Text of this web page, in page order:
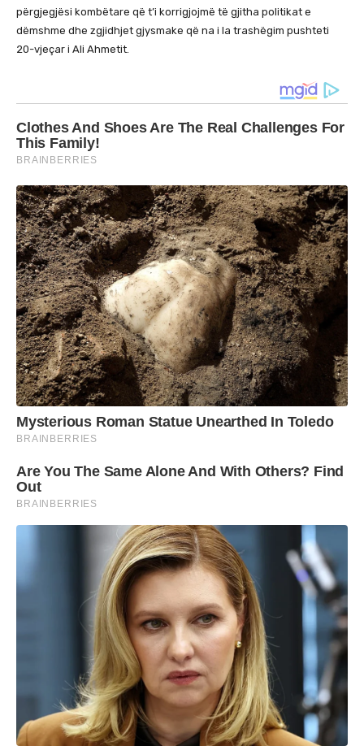
përgjegjësi kombëtare që t’i korrigjojmë të gjitha politikat e
dëmshme dhe zgjidhjet gjysmake që na i la trashëgim pushteti
20-vjeçar i Ali Ahmetit.